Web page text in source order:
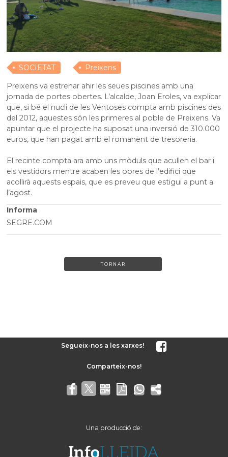
SOCIETAT
Preixens
Preixens va estrenar ahir les seues piscines amb una
jornada de portes obertes. L’alcalde, Joan Eroles, va explicar
que, si bé el nucli de les Ventoses compta amb piscines des
del 2012, aquestes són les primeres al poble de Preixens. Va
apuntar que el projecte ha suposat una inversió de 310.000
euros, que han pagat amb el romanent de tresoreria.
El recinte compta ara amb uns mòduls que acullen el bar i
els vestidors mentre acaben les obres de l’edifici que
acollirà aquests espais, que es preveu que estigui a punt a
l’agost.
Informa
SEGRE.COM
TORNAR
Segueix-nos a les xarxes!
Una producció de: